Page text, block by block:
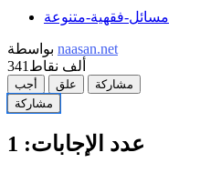
مسائل-فقهية-متنوعة
naasan.net
341ألف نقاط
أجب علق
مشاركة
مشاركة
عدد الإجابات: 1